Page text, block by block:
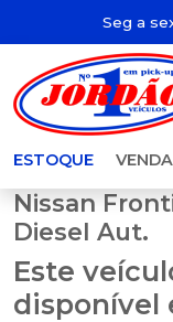
Seg a
ESTOQUE
Nissan
Diesel Aut.
Este
disponível